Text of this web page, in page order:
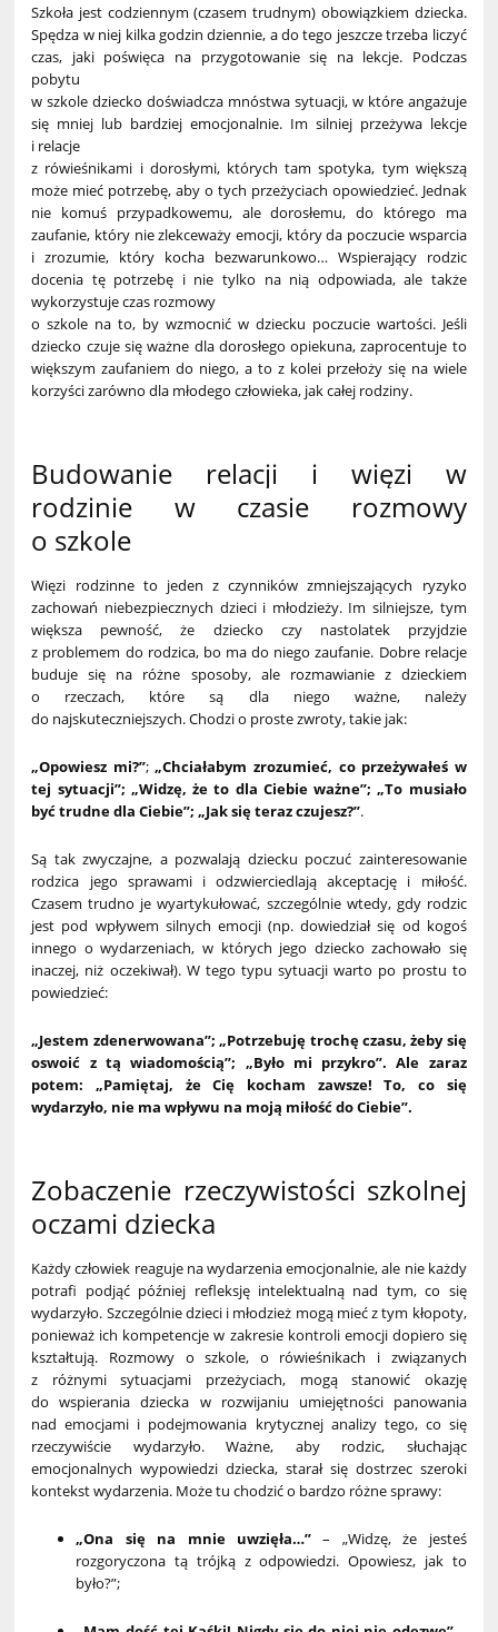
Szkoła jest codziennym (czasem trudnym) obowiązkiem dziecka.
Spędza w niej kilka godzin dziennie, a do tego jeszcze trzeba liczyć
czas, jaki poświęca na przygotowanie się na lekcje. Podczas
pobytu
w szkole dziecko doświadcza mnóstwa sytuacji, w które angażuje
się mniej lub bardziej emocjonalnie. Im silniej przeżywa lekcje
i relacje
z rówieśnikami i dorosłymi, których tam spotyka, tym większą
może mieć potrzebę, aby o tych przeżyciach opowiedzieć. Jednak
nie komuś przypadkowemu, ale dorosłemu, do którego ma
zaufanie, który nie zlekceważy emocji, który da poczucie wsparcia
i zrozumie, który kocha bezwarunkowo… Wspierający rodzic
docenia tę potrzebę i nie tylko na nią odpowiada, ale także
wykorzystuje czas rozmowy
o szkole na to, by wzmocnić w dziecku poczucie wartości. Jeśli
dziecko czuje się ważne dla dorosłego opiekuna, zaprocentuje to
większym zaufaniem do niego, a to z kolei przełoży się na wiele
korzyści zarówno dla młodego człowieka, jak całej rodziny.
Budowanie relacji i więzi w
rodzinie w czasie rozmowy
o szkole
Więzi rodzinne to jeden z czynników zmniejszających ryzyko
zachowań niebezpiecznych dzieci i młodzieży. Im silniejsze, tym
większa pewność, że dziecko czy nastolatek przyjdzie
z problemem do rodzica, bo ma do niego zaufanie. Dobre relacje
buduje się na różne sposoby, ale rozmawianie z dzieckiem
o rzeczach, które są dla niego ważne, należy
do najskuteczniejszych. Chodzi o proste zwroty, takie jak:
„Opowiesz mi?”;„Chciałabym zrozumieć, co przeżywałeś w
tej sytuacji”; „Widzę, że to dla Ciebie ważne”; „To musiało
być trudne dla Ciebie”; „Jak się teraz czujesz?”.
Są tak zwyczajne, a pozwalają dziecku poczuć zainteresowanie
rodzica jego sprawami i odzwierciedlają akceptację i miłość.
Czasem trudno je wyartykułować, szczególnie wtedy, gdy rodzic
jest pod wpływem silnych emocji (np. dowiedział się od kogoś
innego o wydarzeniach, w których jego dziecko zachowało się
inaczej, niż oczekiwał). W tego typu sytuacji warto po prostu to
powiedzieć:
„Jestem zdenerwowana”; „Potrzebuję trochę czasu, żeby się
oswoić z tą wiadomością”; „Było mi przykro”. Ale zaraz
potem: „Pamiętaj, że Cię kocham zawsze! To, co się
wydarzyło, nie ma wpływu na moją miłość do Ciebie”.
Zobaczenie rzeczywistości szkolnej
oczami dziecka
Każdy człowiek reaguje na wydarzenia emocjonalnie, ale nie każdy
potrafi podjąć później refleksję intelektualną nad tym, co się
wydarzyło. Szczególnie dzieci i młodzież mogą mieć z tym kłopoty,
ponieważ ich kompetencje w zakresie kontroli emocji dopiero się
kształtują. Rozmowy o szkole, o rówieśnikach i związanych
z różnymi sytuacjami przeżyciach, mogą stanowić okazję
do wspierania dziecka w rozwijaniu umiejętności panowania
nad emocjami i podejmowania krytycznej analizy tego, co się
rzeczywiście wydarzyło. Ważne, aby rodzic, słuchając
emocjonalnych wypowiedzi dziecka, starał się dostrzec szeroki
kontekst wydarzenia. Może tu chodzić o bardzo różne sprawy:
„Ona się na mnie uwzięła…”– „Widzę, że jesteś
rozgoryczona tą trójką z odpowiedzi. Opowiesz, jak to
było?”;